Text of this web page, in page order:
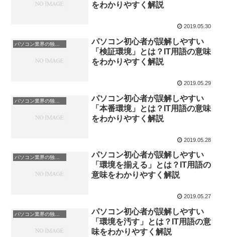
をわかりやすく解説
2019.05.30
パソコン初心者が誤解しやすい
「検証環境」とは？IT用語の意味
をわかりやすく解説
2019.05.29
パソコン初心者が誤解しやすい
「本番環境」とは？IT用語の意味
をわかりやすく解説
2019.05.28
パソコン業界の独特な言い回し
パソコン初心者が誤解しやすい
「環境を揃える」とは？IT用語の
意味をわかりやすく解説
2019.05.27
パソコン初心者が誤解しやすい
「環境を汚す」とは？IT用語の意
味をわかりやすく解説